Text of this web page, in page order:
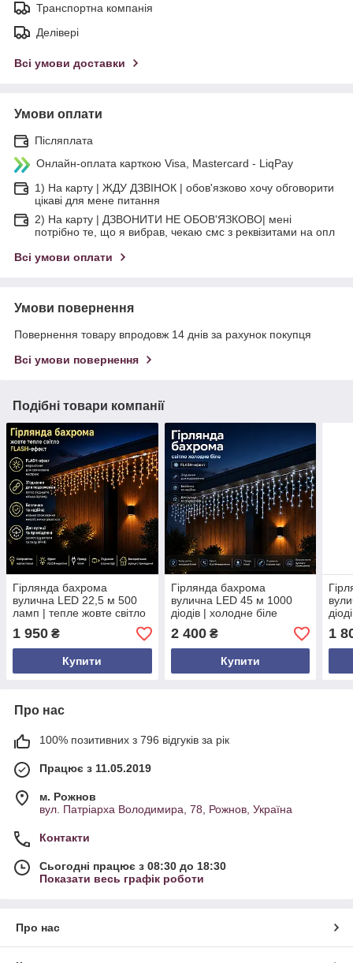
Транспортна компанія
Делівері
Всі умови доставки
Умови оплати
Післяплата
Онлайн-оплата карткою Visa, Mastercard - LiqPay
1) На карту | ЖДУ ДЗВІНОК | обов'язково хочу обговорити
цікаві для мене питання
2) На карту | ДЗВОНИТИ НЕ ОБОВ'ЯЗКОВО| мені
потрібно те, що я вибрав, чекаю смс з реквізитами на опл
Всі умови оплати
Умови повернення
Повернення товару впродовж 14 днів за рахунок покупця
Всі умови повернення
Подібні товари компанії
Гірлянда бахрома
вулична LED 22,5 м 500
ламп | тепле жовте світло
з Flash ефектом | білий
провід | 220 В
1 950 ₴
Купити
Гірлянда бахрома
вулична LED 45 м 1000
діодів | холодне біле
світло FLASH | IP65 | білий
провід
2 400₴
Купити
1
Про нас
100% позитивних з 796 відгуків за рік
Працює з 11.05.2019
м. Рожнов
вул. Патріарха Володимира, 78, Рожнов, Україна
Контакти
Сьогодні працює з 08:30 до 18:30
Показати весь графік роботи
Про нас